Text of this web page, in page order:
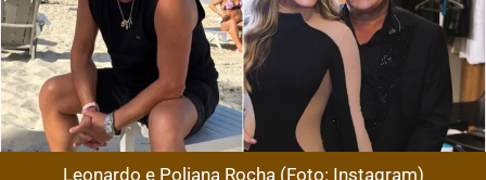
Leonardo e Poliana Rocha (Foto: Instagram)